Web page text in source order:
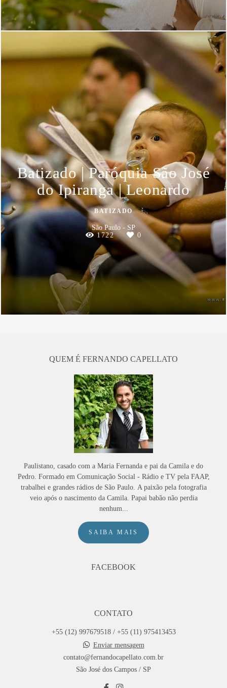
Batizado | Paróquia São José
do Ipiranga | Leonardo
BATIZADO
São Paulo - SP
1722
0
QUEM É FERNANDO CAPELLATO
Paulistano, casado com a Maria Fernanda e pai da Camila e do
Pedro. Formado em Comunicação Social - Rádio e TV pela FAAP,
trabalhei e grandes rádios de São Paulo. A paixão pela fotografia
veio após o nascimento da Camila. Papai babão não perdia
nenhum...
SAIBA MAIS
FACEBOOK
CONTATO
+55 (12) 997679518 / +55 (11) 975413453
Enviar mensagem
contato@fernandocapellato.com.br
São José dos Campos / SP